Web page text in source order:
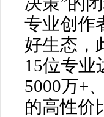
专业创作
好生态，
15位专业
5000万+
的高性价